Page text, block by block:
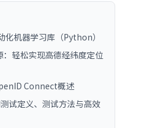
化机器学习库（Python）
：轻松实现高德经纬度定位
Connect概述
试定义、测试方法与高效